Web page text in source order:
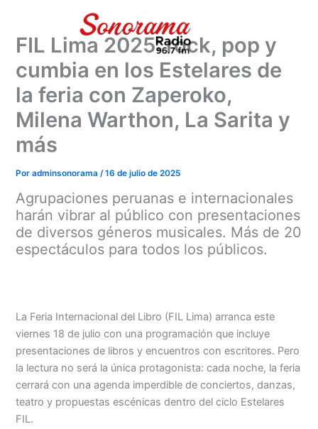
contenido
Menu
FIL Lima 2025: rock, pop y
cumbia en los Estelares de
la feria con Zaperoko,
Milena Warthon, La Sarita y
más
Poradminsonorama/16 de julio de 2025
Agrupaciones peruanas e internacionales
harán vibrar al público con presentaciones
de diversos géneros musicales. Más de 20
espectáculos para todos los públicos.
La Feria Internacional del Libro (FIL Lima) arranca este
viernes 18 de julio con una programación que incluye
presentaciones de libros y encuentros con escritores. Pero
la lectura no será la única protagonista: cada noche, la feria
cerrará con una agenda imperdible de conciertos, danzas,
teatro y propuestas escénicas dentro del ciclo Estelares
FIL.